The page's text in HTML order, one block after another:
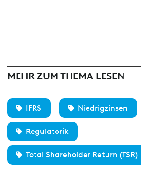
MEHR ZUM THEMA LESEN
IFRS Niedrigzinsen
Regulatorik
Total Shareholder Return (TSR)